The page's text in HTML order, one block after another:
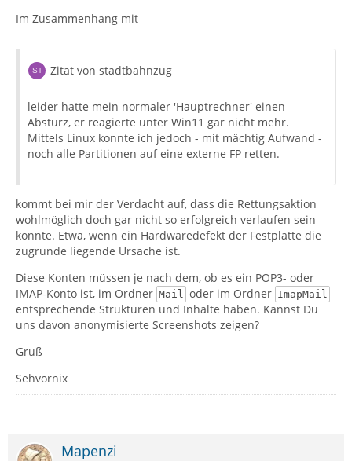
Im Zusammenhang mit
Zitat von stadtbahnzug
leider hatte mein normaler 'Hauptrechner' einen
Absturz, er reagierte unter Win11 gar nicht mehr.
Mittels Linux konnte ich jedoch - mit mächtig Aufwand -
noch alle Partitionen auf eine externe FP retten.
kommt bei mir der Verdacht auf, dass die Rettungsaktion
wohlmöglich doch gar nicht so erfolgreich verlaufen sein
könnte. Etwa, wenn ein Hardwaredefekt der Festplatte die
zugrunde liegende Ursache ist.
Diese Konten müssen je nach dem, ob es ein POP3- oder
IMAP-Konto ist, im Ordner Mail oder im Ordner ImapMail
entsprechende Strukturen und Inhalte haben. Kannst Du
uns davon anonymisierte Screenshots zeigen?
Gruß
Sehvornix
Mapenzi